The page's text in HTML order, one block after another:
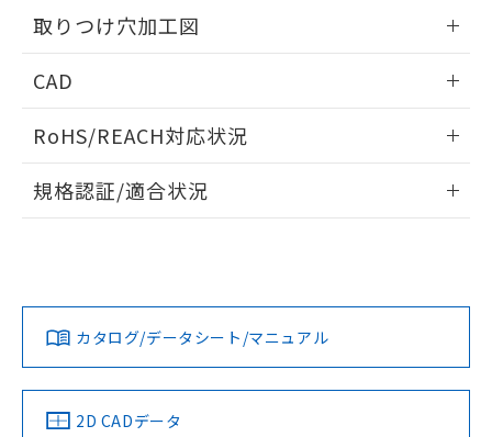
取りつけ穴加工図
CAD
ドすることができます。
ログイン/会員登録
ダウンロードデータをご利用いただく前に、以下を必ずお読
みください。
ソフトウェアの使用条件
RoHS/REACH対応状況
EU RoHS 注意事項・凡例
対応済み
中国 RoHS 注意事項・凡例
規格認証/適合状況
カタログ/データシート/マニュアル
2D CADデータ
既に当社にて対応品への在庫切替を完了
していることから、特段のことがない限
り、2022年1月12日より割愛しておりま